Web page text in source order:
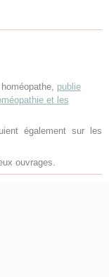
publie
et les
également sur les
ouvrages.